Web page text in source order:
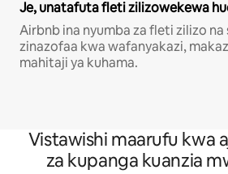
Je, unatafuta fleti zilizowekewa
Airbnb ina nyumba za fleti zilizo na
zinazofaa kwa wafanyakazi,
mahitaji ya kuhama.
Vistawishi maarufu kwa
za kupanga kuanzia